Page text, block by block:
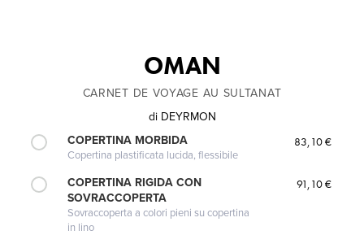
OMAN
CARNET DE VOYAGE AU SULTANAT
di DEYRMON
COPERTINA MORBIDA
Copertina plastificata lucida, flessibile
83,10 €
COPERTINA RIGIDA CON
SOVRACCOPERTA
Sovraccoperta a colori pieni su copertina
in lino
91,10 €